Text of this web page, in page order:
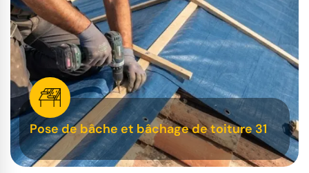
Pose de bâche et bâchage de toiture 31